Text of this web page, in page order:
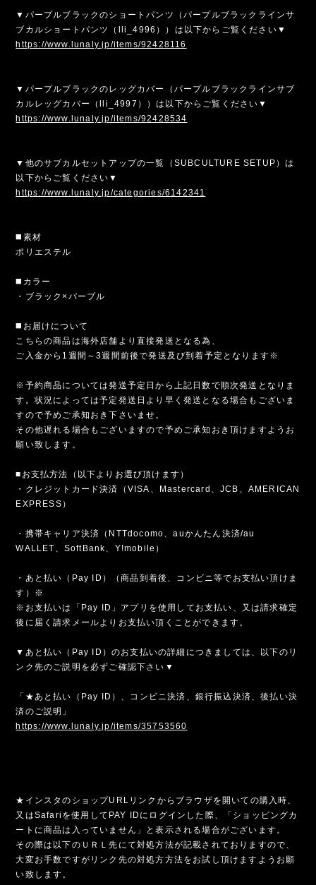
▼パープルブラックのショートパンツ（パープルブラックラインサ
ブカルショートパンツ（lli_4996））は以下からご覧ください▼
https://www.lunaly.jp/items/92428116
▼パープルブラックのレッグカバー（パープルブラックラインサブ
カルレッグカバー（lli_4997））は以下からご覧ください▼
https://www.lunaly.jp/items/92428534
▼他のサブカルセットアップの一覧（SUBCULTURE SETUP）は
以下からご覧ください▼
https://www.lunaly.jp/categories/6142341
◼️素材
ポリエステル
◼️カラー
・ブラック×パープル
◼️お届けについて
こちらの商品は海外店舗より直接発送となる為、
ご入金から1週間～3週間前後で発送及び到着予定となります※
※予約商品については発送予定日から上記日数で順次発送となりま
す。状況によっては予定発送日より早く発送となる場合もございま
すので予めご承知おき下さいませ。
その他遅れる場合もございますので予めご承知おき頂けますようお
願い致します。
■お支払方法（以下よりお選び頂けます）
・クレジットカード決済（VISA、Mastercard、JCB、AMERICAN
EXPRESS）
・携帯キャリア決済（NTTdocomo、auかんたん決済/au
WALLET、SoftBank、Y!mobile）
・あと払い（Pay ID）（商品到着後、コンビニ等でお支払い頂けま
す）※
※お支払いは「Pay ID」アプリを使用してお支払い、又は請求確定
後に届く請求メールよりお支払い頂くことができます。
▼あと払い（Pay ID）のお支払いの詳細につきましては、以下のリ
ンク先のご説明を必ずご確認下さい▼
「★あと払い（Pay ID）、コンビニ決済、銀行振込決済、後払い決
済のご説明」
https://www.lunaly.jp/items/35753560
★インスタのショップURLリンクからブラウザを開いての購入時、
又はSafariを使用してPAY IDにログインした際、「ショッピングカ
ートに商品は入っていません」と表示される場合がございます。
その際は以下のＵＲＬ先にて対処方法が記載されておりますので、
大変お手数ですがリンク先の対処方方法をお試し頂けますようお願
い致します。